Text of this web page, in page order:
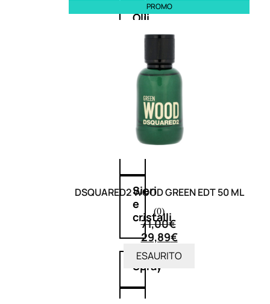
Olii
capelli
Maschere
Lozioni
Sieri
e
cristalli
Spray
PROMO
DSQUARED2 WOOD GREEN EDT 50 ML
(0)
71,00€
29,89€
ESAURITO